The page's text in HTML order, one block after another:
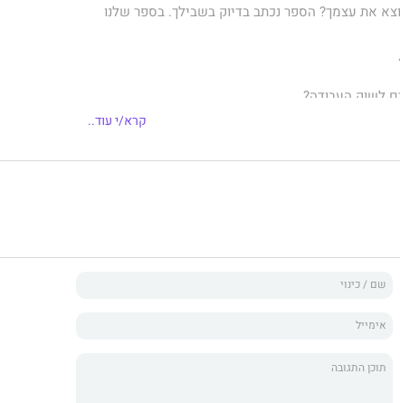
את עצמך? הספר נכתב בדיוק בשבילך. בספר שלנו
לשוק העבודה?
בכל תואר?
וניהול בוגר אוניברסיטת בן גוריון. בעל ניסיון
השיג ראיונות עבודה בגוגל, תיווך בין עובדים לחברות
קרא/י עוד..